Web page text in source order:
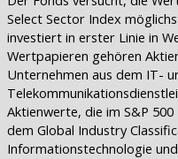
Select Sector Index
investiert in erster Linie in
Wertpapieren gehören
Unternehmen aus dem IT-
Aktienwerte, die im S&P
dem Global Industry
Informationstechnologie und